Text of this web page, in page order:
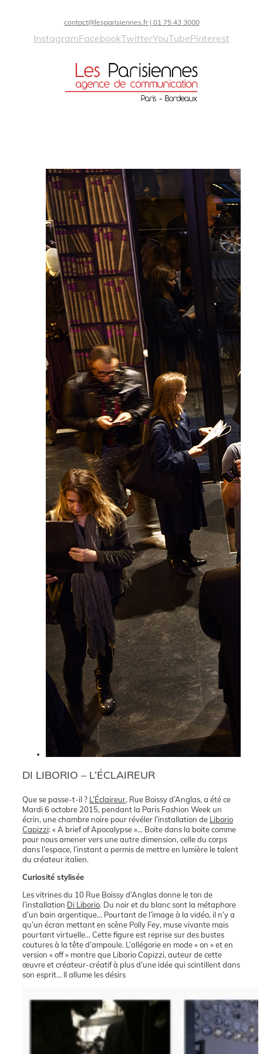
contact@lesparisiennes.fr | 01 75 43 3000
InstagramFacebookTwitterYouTubePinterest
DI LIBORIO – L’ÉCLAIREUR
Que se passe-t-il ? L’Éclaireur, Rue Boissy d’Anglas, a été ce
Mardi 6 octobre 2015, pendant la Paris Fashion Week un
écrin, une chambre noire pour révéler l’installation de Liborio
Capizzi: « A brief of Apocalypse »… Boite dans la boite comme
pour nous amener vers une autre dimension, celle du corps
dans l’espace, l’instant a permis de mettre en lumière le talent
du créateur italien.
Curiosité stylisée
Les vitrines du 10 Rue Boissy d’Anglas donne le ton de
l’installation Di Liborio. Du noir et du blanc sont la métaphore
d’un bain argentique… Pourtant de l’image à la vidéo, il n’y a
qu’un écran mettant en scène Polly Fey, muse vivante mais
pourtant virtuelle… Cette figure est reprise sur des bustes
coutures à la tête d’ampoule. L’allégorie en mode « on » et en
version « off » montre que Liborio Capizzi, auteur de cette
œuvre et créateur-créatif à plus d’une idée qui scintillent dans
son esprit… Il allume les désirs